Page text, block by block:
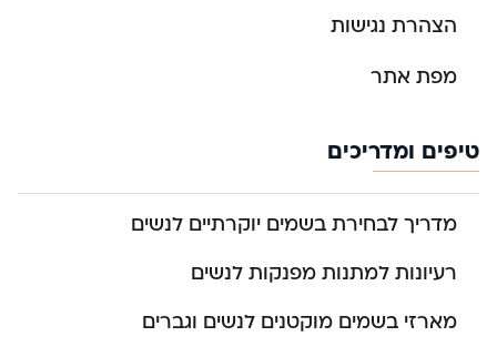
הצהרת נגישות
מפת אתר
טיפים ומדריכים
מדריך לבחירת בשמים יוקרתיים לנשים
רעיונות למתנות מפנקות לנשים
מארזי בשמים מוקטנים לנשים וגברים